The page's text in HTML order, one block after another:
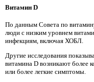
Витамин D
По данным Совета по
люди с низким уровнем
инфекциям, включая ХОБЛ.
Другие исследования
витамина D возникают более
или более легкие симптомы.